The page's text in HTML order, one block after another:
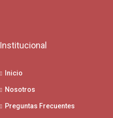
Institucional
Inicio
Nosotros
Preguntas Frecuentes